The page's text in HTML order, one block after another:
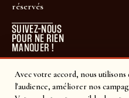
Avec votre accord, nous
l'audience, améliorer nos
réservés
SUIVEZ-NOUS
POUR NE RIEN
MANQUER !